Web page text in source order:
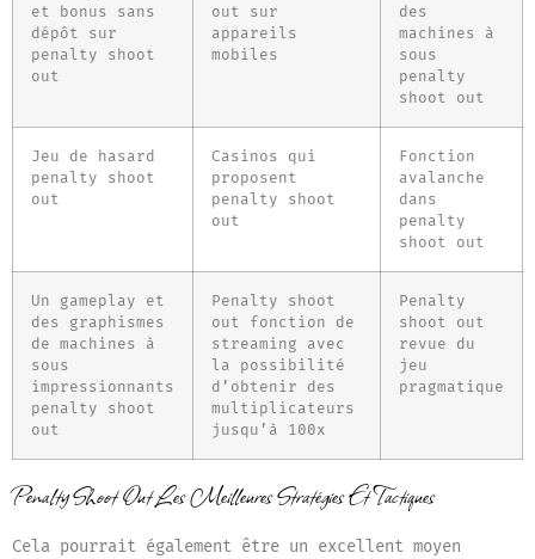
et bonus sans
dépôt sur
penalty shoot
out
out sur
appareils
mobiles
des
machines à
sous
penalty
shoot out
Jeu de hasard
penalty shoot
out
Casinos qui
proposent
penalty shoot
out
Fonction
avalanche
dans
penalty
shoot out
Un gameplay et
des graphismes
de machines à
sous
impressionnants
penalty shoot
out
Penalty shoot
out fonction de
streaming avec
la possibilité
d’obtenir des
multiplicateurs
jusqu’à 100x
Penalty
shoot out
revue du
jeu
pragmatique
Penalty Shoot Out Les Meilleures Stratégies Et Tactiques
Cela pourrait également être un excellent moyen